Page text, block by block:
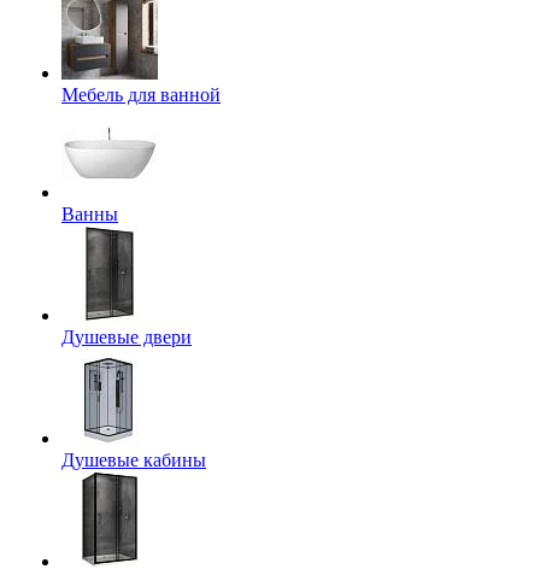
Мебель для ванной
Ванны
Душевые двери
Душевые кабины